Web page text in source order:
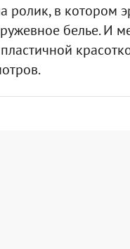
ролик, в котором
белье. И